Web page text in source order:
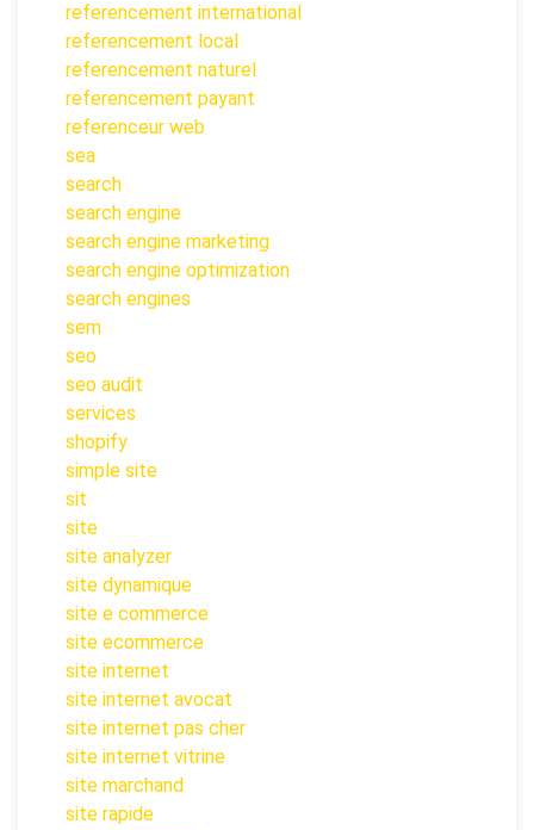
referencement international
referencement local
referencement naturel
referencement payant
referenceur web
sea
search
search engine
search engine marketing
search engine optimization
search engines
sem
seo
seo audit
services
shopify
simple site
sit
site
site analyzer
site dynamique
site e commerce
site ecommerce
site internet
site internet avocat
site internet pas cher
site internet vitrine
site marchand
site rapide